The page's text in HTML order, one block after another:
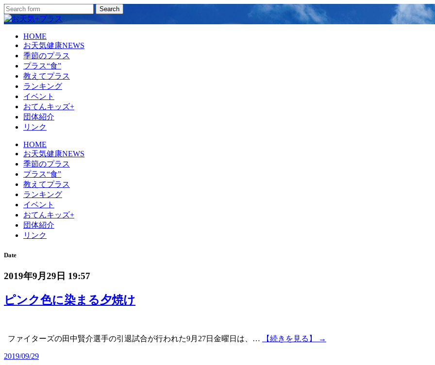
HOME
お天気健康NEWS
季節のプラス
プラス“食”
教えてプラス
ランキング
イベント
おてんキッズ+
団体紹介
リンク
HOME
お天気健康NEWS
季節のプラス
プラス“食”
教えてプラス
ランキング
イベント
おてんキッズ+
団体紹介
リンク
Date
2019年9月29日 19:57
ピンク色に染まる夕焼け
ファイターズの田中賢介選手の引退試合が行われた9月27日金曜日は、… 【続きを見る】 →
2019/09/29